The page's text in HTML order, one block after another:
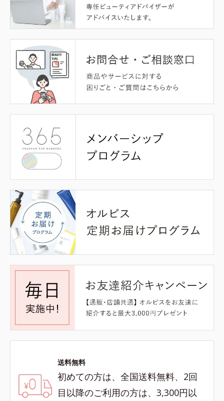
送料無料
初めての方は、全国送料無料、2回
目以降のご利用の方は、3,300円以